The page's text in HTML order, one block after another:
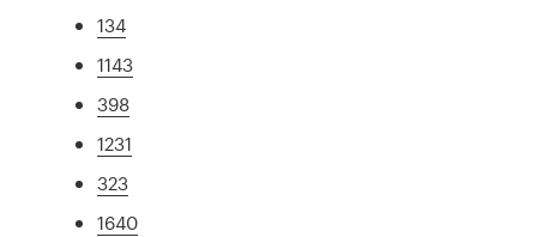
134
1143
398
1231
323
1640